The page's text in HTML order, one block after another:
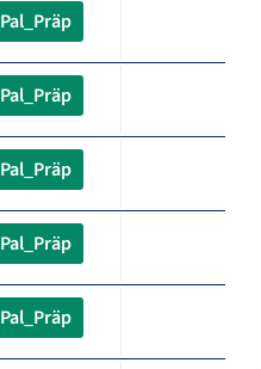
Pal_Präp
Pal_Präp
Pal_Präp
Pal_Präp
Pal_Präp